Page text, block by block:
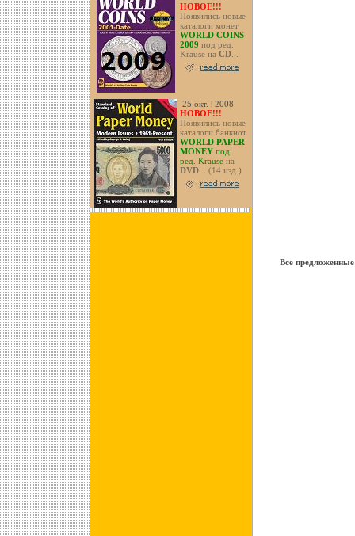
НОВОЕ!!!
Появились новые
каталоги монет
WORLD COINS
2009 под ред.
Krause наCD
25 окт. | 2008
НОВОЕ!!!
Появились новые
каталоги банкнот
WORLD PAPER
MONEYпод
ред. Krauseна
DVD... (14 изд.)
Все